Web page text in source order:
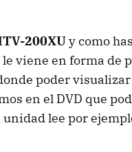
200XUy como
viene en forma de
poder
en el DVD que
unidad lee por